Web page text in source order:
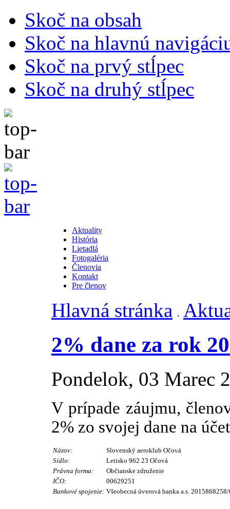
Skoč na obsah
Skoč na hlavnú
Skoč na prvý stĺpec
Skoč na druhý stĺpec
Aktuality
História
Lietadlá
Fotogaléria
Členovia
Kontakt
Pre členov
Hlavná stránka
2% dane za rok
Pondelok, 03 Marec
V prípade záujmu,
2% zo svojej dane na
Názov:
Slovenský aeroklub Očová
Sídlo:
Letisko 962 23 Očová
Právna forma:
Občianske združenie
IČO:
00629251
Bankové spojenie: Všeobecná úverová banka a.s. 2015868258/